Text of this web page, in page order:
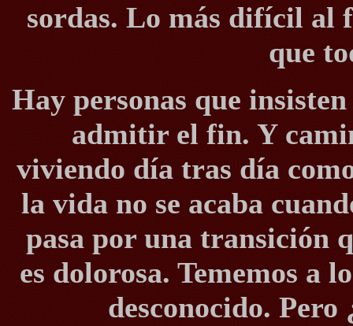
sordas. Lo más difícil al
que
Hay personas que
admitir el fin. Y
viviendo día tras día
la vida no se acaba
pasa por una transición
es dolorosa. Tememos a
desconocido. Pero